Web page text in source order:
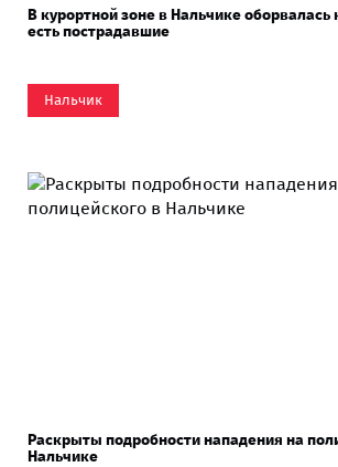
В курортной зоне в Нальчике оборвалась
есть пострадавшие
Нальчик
Раскрыты подробности нападения на
Нальчике